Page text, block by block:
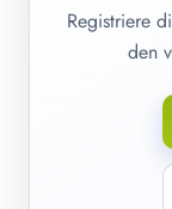
Registriere
den